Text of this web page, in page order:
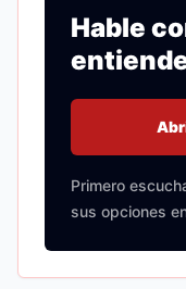
Hable
Primero
sus opciones